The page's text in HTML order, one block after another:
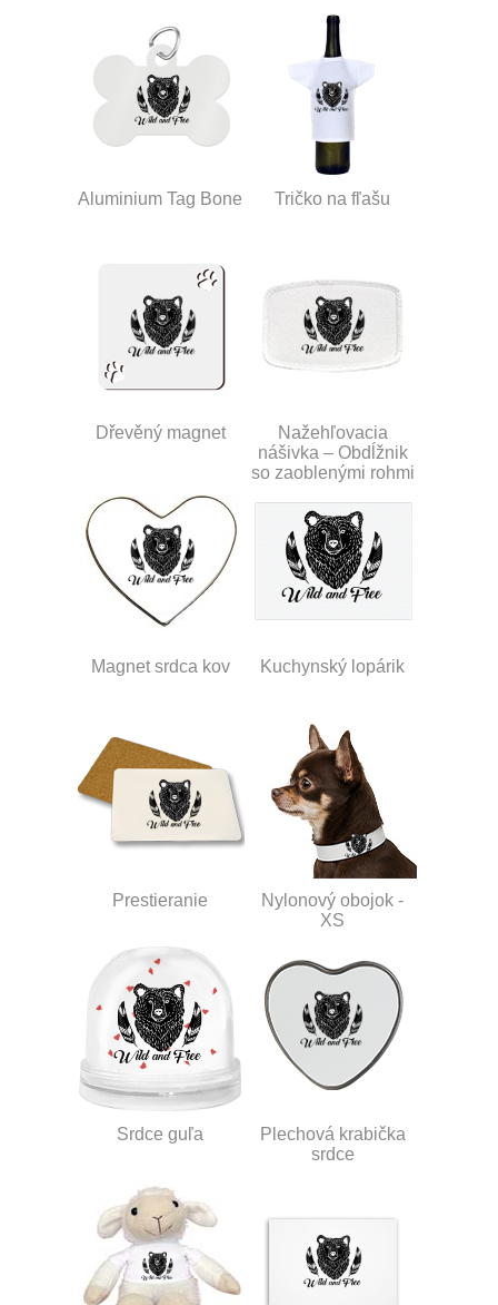
Aluminium Tag Bone Tričko na fľašu
Dřevěný magnet
Nažehľovacia
nášivka – Obdĺžnik
so zaoblenými rohmi
Magnet srdca kov Kuchynský lopárik
Prestieranie
Nylonový obojok -
XS
Srdce guľa
Plechová krabička
srdce